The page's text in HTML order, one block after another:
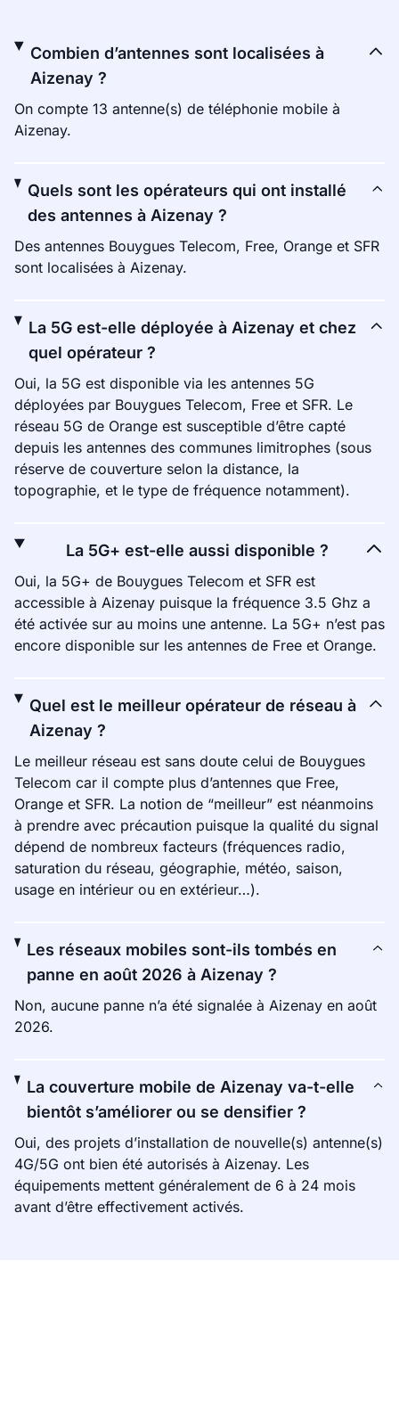
Combien d’antennes sont localisées à
Aizenay ?
On compte 13 antenne(s) de téléphonie mobile à
Aizenay.
Quels sont les opérateurs qui ont installé
des antennes à Aizenay ?
Des antennes Bouygues Telecom, Free, Orange et SFR
sont localisées à Aizenay.
La 5G est-elle déployée à Aizenay et chez
quel opérateur ?
Oui, la 5G est disponible via les antennes 5G
déployées par Bouygues Telecom, Free et SFR. Le
réseau 5G de Orange est susceptible d’être capté
depuis les antennes des communes limitrophes (sous
réserve de couverture selon la distance, la
topographie, et le type de fréquence notamment).
La 5G+ est-elle aussi disponible ?
Oui, la 5G+ de Bouygues Telecom et SFR est
accessible à Aizenay puisque la fréquence 3.5 Ghz a
été activée sur au moins une antenne. La 5G+ n’est pas
encore disponible sur les antennes de Free et Orange.
Quel est le meilleur opérateur de réseau à
Aizenay ?
Le meilleur réseau est sans doute celui de Bouygues
Telecom car il compte plus d’antennes que Free,
Orange et SFR. La notion de “meilleur” est néanmoins
à prendre avec précaution puisque la qualité du signal
dépend de nombreux facteurs (fréquences radio,
saturation du réseau, géographie, météo, saison,
usage en intérieur ou en extérieur…).
Les réseaux mobiles sont-ils tombés en
panne en août 2026 à Aizenay ?
Non, aucune panne n’a été signalée à Aizenay en août
2026.
La couverture mobile de Aizenay va-t-elle
bientôt s’améliorer ou se densifier ?
Oui, des projets d’installation de nouvelle(s) antenne(s)
4G/5G ont bien été autorisés à Aizenay. Les
équipements mettent généralement de 6 à 24 mois
avant d’être effectivement activés.